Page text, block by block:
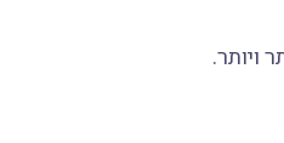
ויותר.